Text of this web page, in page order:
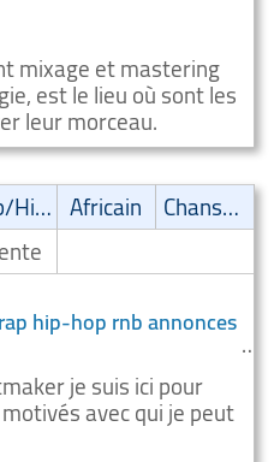
mixage et mastering
est le lieu où sont les
leur morceau.
Rap/Hip-Hop/RnB Africain
Chanson
hip-hop rnb annonces
je suis ici pour
avec qui je peut